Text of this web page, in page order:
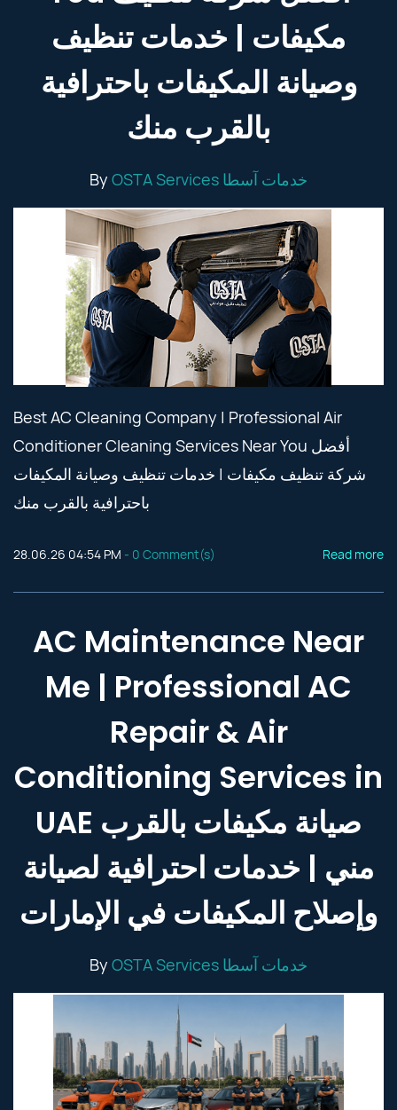
مكيفات | خدمات تنظيف
وصيانة المكيفات باحترافية
بالقرب منك
By OSTA Services خدمات آسطا
Best AC Cleaning Company | Professional Air
Conditioner Cleaning Services Near You أفضل
شركة تنظيف مكيفات | خدمات تنظيف وصيانة المكيفات
باحترافية بالقرب منك
28.06.26 04:54 PM - 0 Comment(s) Read more
AC Maintenance Near
Me | Professional AC
Repair & Air
Conditioning Services in
UAE صيانة مكيفات بالقرب
مني | خدمات احترافية لصيانة
وإصلاح المكيفات في الإمارات
By OSTA Services خدمات آسطا